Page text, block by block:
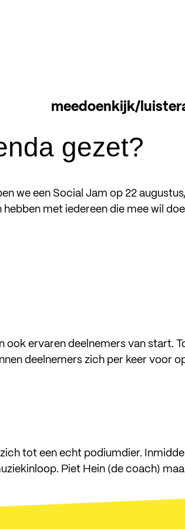
meedoen kijk/luister
gezet?
we een Social Jam op 22
met iedereen die mee wil
ervaren deelnemers van start.
deelnemers zich per keer voor
tot een echt podiumdier.
Piet Hein (de coach)